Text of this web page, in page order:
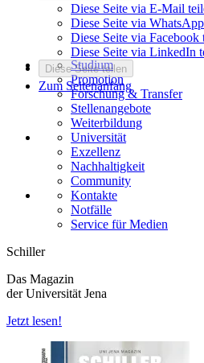
Diese Seite via E-Mail
Diese Seite via
Diese Seite via Facebook
Diese Seite via LinkedIn
Diese Seite teilen
Zum Seitenanfang
Studium
Promotion
Forschung & Transfer
Stellenangebote
Weiterbildung
Universität
Exzellenz
Nachhaltigkeit
Community
Kontakte
Notfälle
Service für Medien
Schiller
Das Magazin
der Universität Jena
Jetzt lesen!